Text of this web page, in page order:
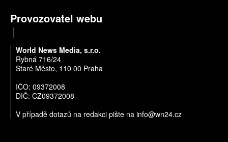
Provozovatel webu
World News Media, s.r.o.
Rybná 716/24
Staré Město, 110 00 Praha
IČO: 09372008
DIČ: CZ09372008
V případě dotazů na redakci pište na info@wn24.cz